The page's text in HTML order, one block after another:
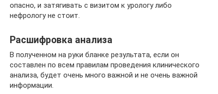
опасно, и затягивать с визитом к урологу либо
нефрологу не стоит.
Расшифровка анализа
В полученном на руки бланке результата, если он
составлен по всем правилам проведения клинического
анализа, будет очень много важной и не очень важной
информации.